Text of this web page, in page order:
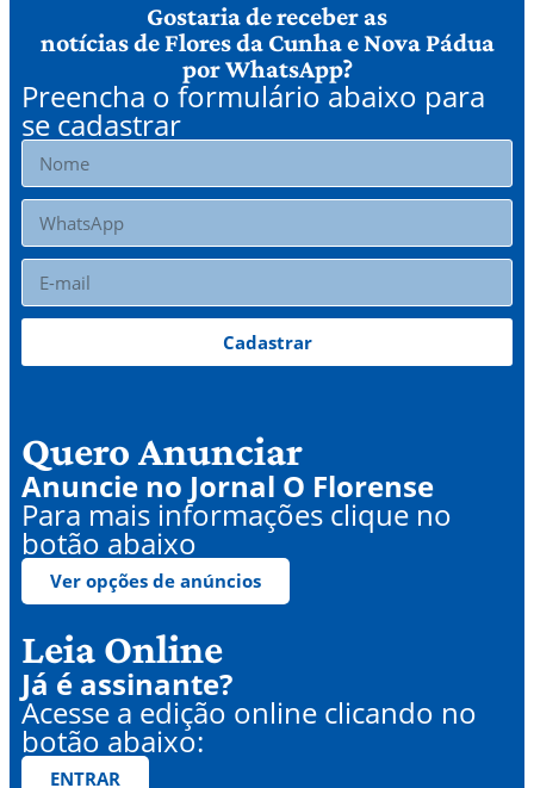
Gostaria de receber as
notícias de Flores da Cunha e Nova Pádua
por WhatsApp?
Preencha o formulário abaixo para
se cadastrar
Cadastrar
Quero Anunciar
Anuncie no Jornal O Florense
Para mais informações clique no
botão abaixo
Ver opções de anúncios
Leia Online
Já é assinante?
Acesse a edição online clicando no
botão abaixo:
ENTRAR